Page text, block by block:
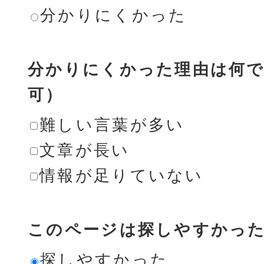
分かりにくかった
分かりにくかった理由は何
可）
難しい言葉が多い
文章が長い
情報が足りていない
このページは探しやすかっ
探しやすかった